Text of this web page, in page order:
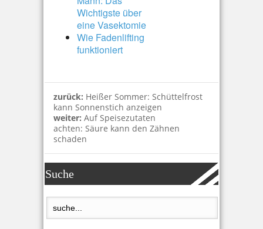
Wichtigste über
eine Vasektomie
Wie Fadenlifting
funktioniert
zurück: Heißer Sommer: Schüttelfrost
kann Sonnenstich anzeigen
weiter: Auf Speisezutaten
achten: Säure kann den Zähnen
schaden
Suche